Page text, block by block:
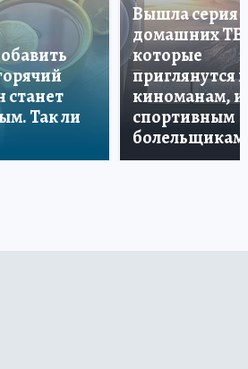
станет
Так ли
Вышла серия
домашних ТВ,
которые
приглянутся и
киноманам, и
спортивным
болельщикам